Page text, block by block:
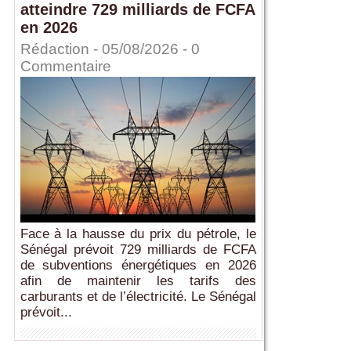
atteindre 729 milliards de FCFA
en 2026
Rédaction - 05/08/2026 - 0
Commentaire
Face à la hausse du prix du pétrole, le
Sénégal prévoit 729 milliards de FCFA
de subventions énergétiques en 2026
afin de maintenir les tarifs des
carburants et de l’électricité. Le Sénégal
prévoit...